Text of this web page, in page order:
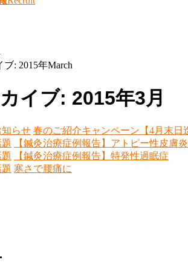
: 2015年March
イブ: 2015年3月
知らせ 春のご紹介キャンペーン【4月末日
【鍼灸治療症例報告】アトピー性皮膚炎
【鍼灸治療症例報告】特発性過眠症
寒さで腰痛に